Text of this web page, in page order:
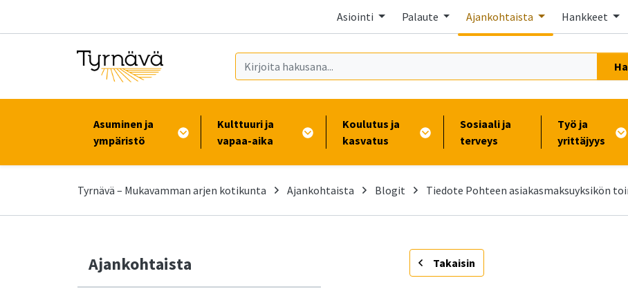
Asiointi Palaute Ajankohtaista Hankkeet
Asuminen ja
ympäristö
Kulttuuri ja
vapaa-aika
Koulutus ja
kasvatus
Sosiaali ja
terveys
Työ ja
yrittäjyys
Tyrnävä – Mukavamman arjen kotikunta Ajankohtaista Blogit Tiedote Pohteen asiakasmaksuyksikön
Ajankohtaista - Takaisin